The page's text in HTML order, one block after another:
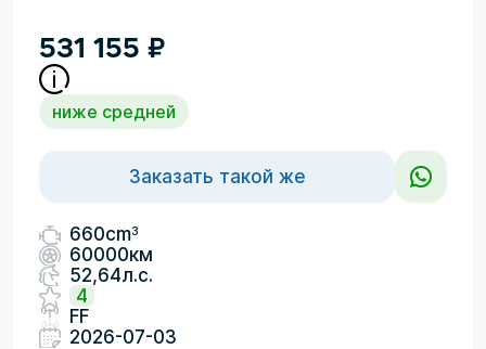
531 155 ₽
ниже средней
Заказать такой же
660cm3
60000км
52,64л.с.
4
FF
2026-07-03